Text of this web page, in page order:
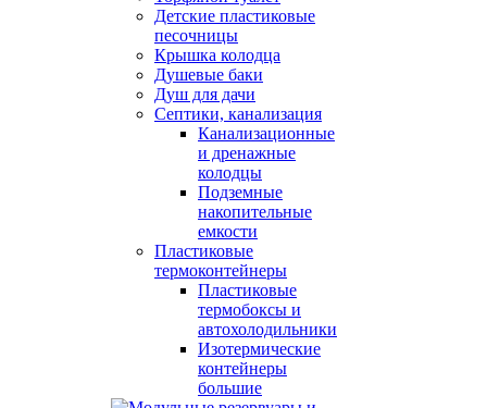
Детские пластиковые
песочницы
Крышка колодца
Душевые баки
Душ для дачи
Септики, канализация
Канализационные
и дренажные
колодцы
Подземные
накопительные
емкости
Пластиковые
термоконтейнеры
Пластиковые
термобоксы и
автохолодильники
Изотермические
контейнеры
большие